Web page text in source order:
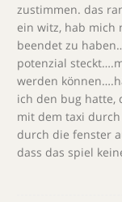
zustimmen. das
ein witz, hab mich
beendet zu
potenzial
werden
ich den bug hatte,
mit dem taxi
durch die fenster
dass das spiel